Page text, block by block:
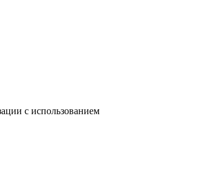
с использованием